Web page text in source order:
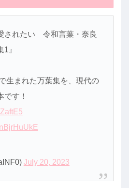
されたい 令和言葉・奈良
』
生まれた万葉集を、現代の
です！
July 20, 2023